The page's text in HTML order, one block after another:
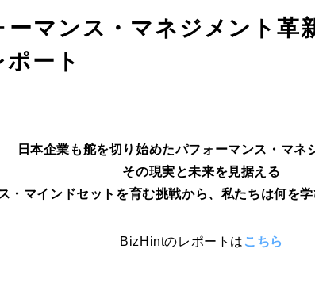
ーマンス・マネジメント革
ポート
日本企業も舵を切り始めたパフォーマンス・マネ
その現実と未来を見据える
・マインドセットを育む挑戦から、私たちは何を
BizHintのレポートは こちら